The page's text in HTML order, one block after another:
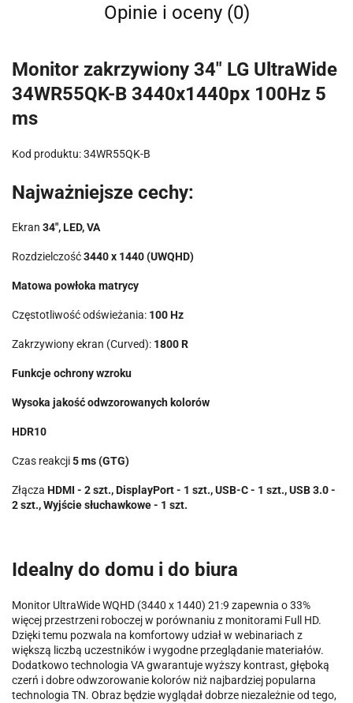
Opinie i oceny (0)
Monitor zakrzywiony 34" LG UltraWide
34WR55QK-B 3440x1440px 100Hz 5
ms
Kod produktu: 34WR55QK-B
Najważniejsze cechy:
Ekran 34", LED, VA
Rozdzielczość3440 x 1440 (UWQHD)
Matowa powłoka matrycy
Częstotliwość odświeżania: 100 Hz
Zakrzywiony ekran (Curved): 1800 R
Funkcje ochrony wzroku
Wysoka jakość odwzorowanych kolorów
HDR10
Czas reakcji5 ms (GTG)
Złącza HDMI - 2 szt., DisplayPort - 1 szt., USB-C - 1 szt., USB 3.0 -
2 szt., Wyjście słuchawkowe - 1 szt.
Idealny do domu i do biura
Monitor UltraWide WQHD (3440 x 1440) 21:9 zapewnia o 33%
więcej przestrzeni roboczej w porównaniu z monitorami Full HD.
Dzięki temu pozwala na komfortowy udział w webinariach z
większą liczbą uczestników i wygodne przeglądanie materiałów.
Dodatkowo technologia VA gwarantuje wyższy kontrast, głęboką
czerń i dobre odwzorowanie kolorów niż najbardziej popularna
technologia TN. Obraz będzie wyglądał dobrze niezależnie od tego,